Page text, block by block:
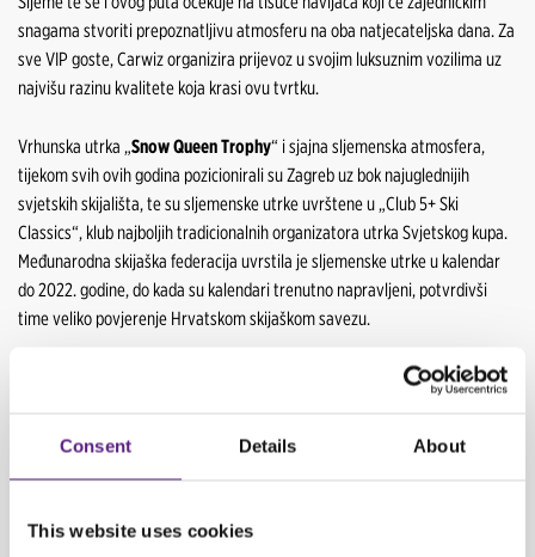
Consent Details About
This website uses cookies
snagama stvoriti prepoznatljivu atmosferu na oba natjecateljska dana. Za
sve VIP goste, Carwiz organizira prijevoz u svojim luksuznim vozilima uz
najvišu razinu kvalitete koja krasi ovu tvrtku.
Vrhunska utrka „Snow Queen Trophy“ i sjajna sljemenska atmosfera,
tijekom svih ovih godina pozicionirali su Zagreb uz bok najuglednijih
svjetskih skijališta, te su sljemenske utrke uvrštene u „Club 5+ Ski
Classics“, klub najboljih tradicionalnih organizatora utrka Svjetskog kupa.
Međunarodna skijaška federacija uvrstila je sljemenske utrke u kalendar
do 2022. godine, do kada su kalendari trenutno napravljeni, potvrdivši
time veliko povjerenje Hrvatskom skijaškom savezu.
Ovom suradnjom Carwiz je u svoj portfolio dodao još jedan vid prestižne
Hrvatskoj. Tragom poslovne politike kojom se realizira pomaganje i razvoj